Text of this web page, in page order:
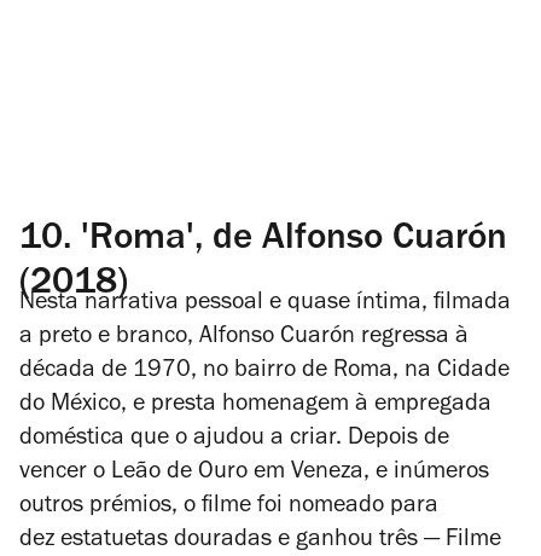
10. 'Roma', de Alfonso Cuarón
(2018)
Nesta narrativa pessoal e quase íntima, filmada
a preto e branco, Alfonso Cuarón regressa à
década de 1970, no bairro de Roma, na Cidade
do México, e presta homenagem à empregada
doméstica que o ajudou a criar. Depois de
vencer o Leão de Ouro em Veneza, e inúmeros
outros prémios, o filme foi nomeado para
dez estatuetas douradas e ganhou três — Filme